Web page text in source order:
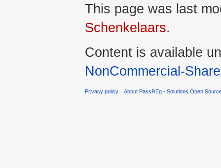
This page was last
Schenkelaars.
Content is available
NonCommercial-
Privacy policy About PassREg - Solutions Open